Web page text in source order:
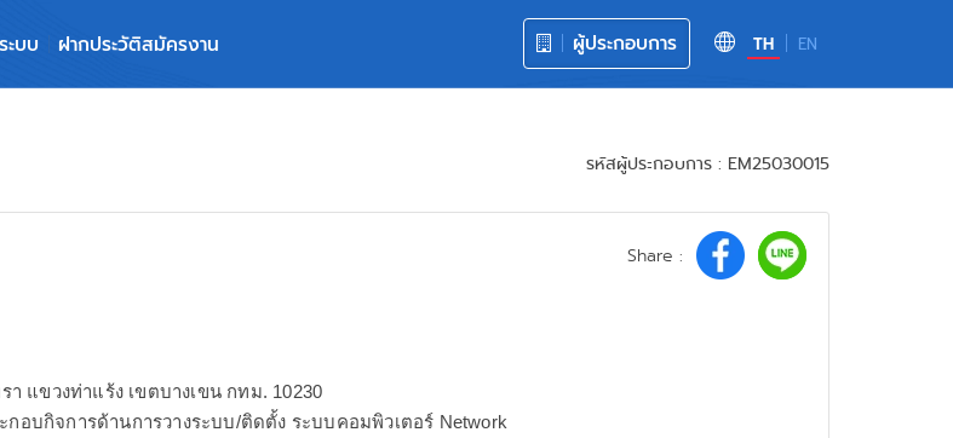
TH EN
ผู้ประกอบการ
ะบบ ฝากประวัติสมัครงาน
รหัสผู้ประกอบการ : EM25030015
Share :
แขวงท่าแร้ง เขตบางเขน กทม. 10230
กอบกิจการด้านการวางระบบ/ติดตั้ง ระบบคอมพิวเตอร์ Network